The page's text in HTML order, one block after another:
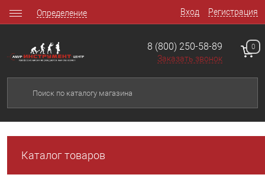
Вход Регистрация
Определение
8 (800) 250-58-89
Заказать звонок
0
Каталог товаров